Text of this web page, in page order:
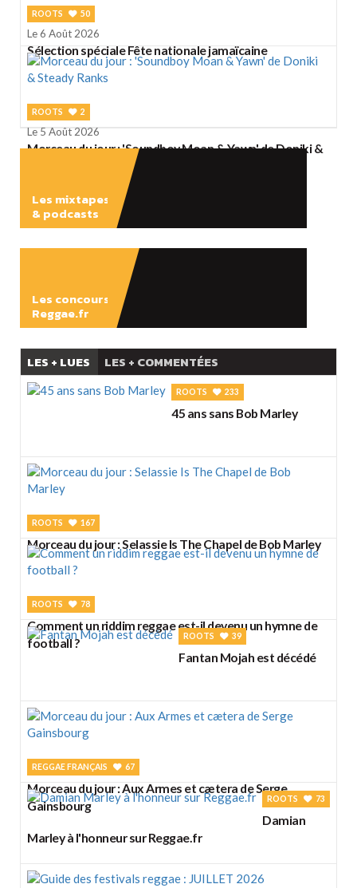
ROOTS 50
Le 6 Août 2026
Sélection spéciale Fête nationale jamaïcaine
ROOTS 2
Le 5 Août 2026
Morceau du jour : 'Soundboy Moan & Yawn' de Doniki &
Les mixtapes
& podcasts
Les concours
Reggae.fr
LES + LUES LES + COMMENTÉES
ROOTS 233
45 ans sans Bob Marley
ROOTS 167
Morceau du jour : Selassie Is The Chapel de Bob Marley
ROOTS 78
Comment un riddim reggae est-il devenu un hymne de
football ?
ROOTS 39
Fantan Mojah est décédé
REGGAE FRANÇAIS 67
Morceau du jour : Aux Armes et cætera de Serge
Gainsbourg
ROOTS 73
Damian
Marley à l'honneur sur Reggae.fr